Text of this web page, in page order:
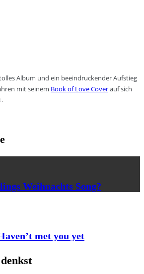
Album und ein beeindruckender Aufstieg
mit seinem Book of Love Coverauf sich
Weihnachts Song?
met you yet